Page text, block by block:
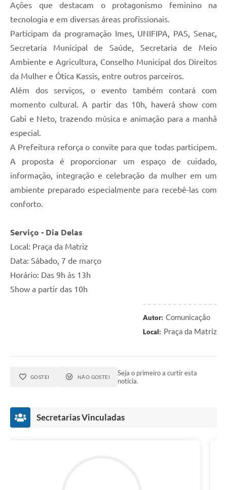
Ações que destacam o protagonismo feminino na
tecnologia e em diversas áreas profissionais.
Participam da programação Imes, UNIFIPA, PAS, Senac,
Secretaria Municipal de Saúde, Secretaria de Meio
Ambiente e Agricultura, Conselho Municipal dos Direitos
da Mulher e Ótica Kassis, entre outros parceiros.
Além dos serviços, o evento também contará com
momento cultural. A partir das 10h, haverá show com
Gabi e Neto, trazendo música e animação para a manhã
especial.
A Prefeitura reforça o convite para que todas participem.
A proposta é proporcionar um espaço de cuidado,
informação, integração e celebração da mulher em um
ambiente preparado especialmente para recebê-las com
conforto.
Serviço - Dia Delas
Local: Praça da Matriz
Data: Sábado, 7 de março
Horário: Das 9h às 13h
Show a partir das 10h
Autor: Comunicação
Local: Praça da Matriz
GOSTEI NÃO GOSTEI
Seja o primeiro a curtir esta
notícia.
Secretarias Vinculadas